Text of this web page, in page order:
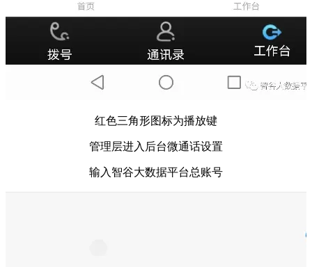
红色三角形图标为播放键
管理层进入后台微通话设置
输入智谷大数据平台总账号